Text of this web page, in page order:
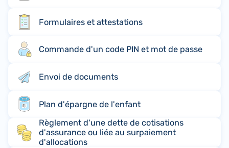
Formulaires et attestations
Commande d'un code PIN et mot de passe
Envoi de documents
Plan d'épargne de l'enfant
Règlement d'une dette de cotisations
d'assurance ou liée au surpaiement
d'allocations